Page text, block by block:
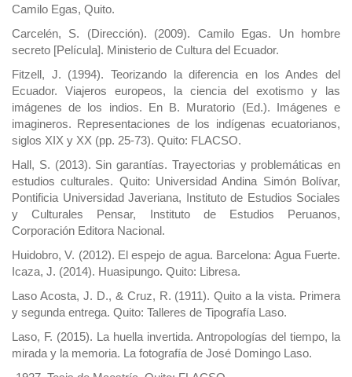
Camilo Egas, Quito.
Carcelén, S. (Dirección). (2009). Camilo Egas. Un hombre
secreto [Película]. Ministerio de Cultura del Ecuador.
Fitzell, J. (1994). Teorizando la diferencia en los Andes del
Ecuador. Viajeros europeos, la ciencia del exotismo y las
imágenes de los indios. En B. Muratorio (Ed.). Imágenes e
imagineros. Representaciones de los indígenas ecuatorianos,
siglos XIX y XX (pp. 25-73). Quito: FLACSO.
Hall, S. (2013). Sin garantías. Trayectorias y problemáticas en
estudios culturales. Quito: Universidad Andina Simón Bolívar,
Pontificia Universidad Javeriana, Instituto de Estudios Sociales
y Culturales Pensar, Instituto de Estudios Peruanos,
Corporación Editora Nacional.
Huidobro, V. (2012). El espejo de agua. Barcelona: Agua Fuerte.
Icaza, J. (2014). Huasipungo. Quito: Libresa.
Laso Acosta, J. D., & Cruz, R. (1911). Quito a la vista. Primera
y segunda entrega. Quito: Talleres de Tipografía Laso.
Laso, F. (2015). La huella invertida. Antropologías del tiempo, la
mirada y la memoria. La fotografía de José Domingo Laso.